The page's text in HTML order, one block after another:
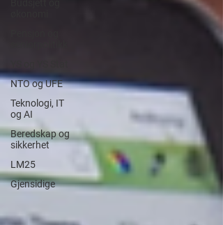
NTO og UFE
Teknologi, IT
og AI
Beredskap og
sikkerhet
LM25
Gjensidige